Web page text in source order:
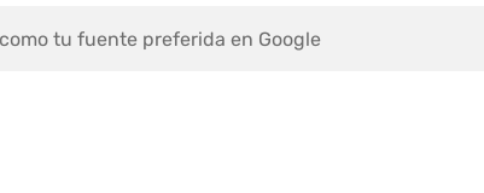
tu fuente preferida en Google